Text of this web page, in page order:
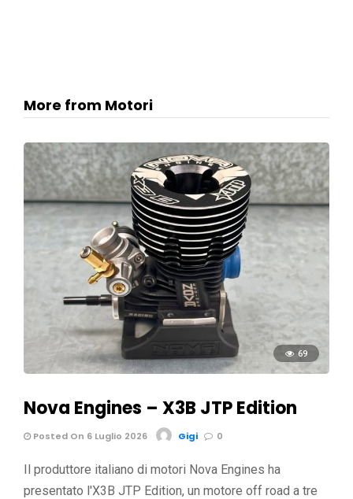
More from Motori
69
Nova Engines – X3B JTP Edition
Posted On 6 Luglio 2026 Gigi 0
Il produttore italiano di motori Nova Engines ha
presentato l'X3B JTP Edition, un motore off road a tre